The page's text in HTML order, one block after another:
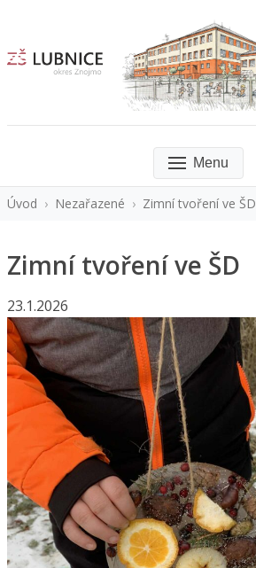
Menu
Úvod › Nezařazené › Zimní tvoření ve ŠD
Zimní tvoření ve ŠD
23.1.2026